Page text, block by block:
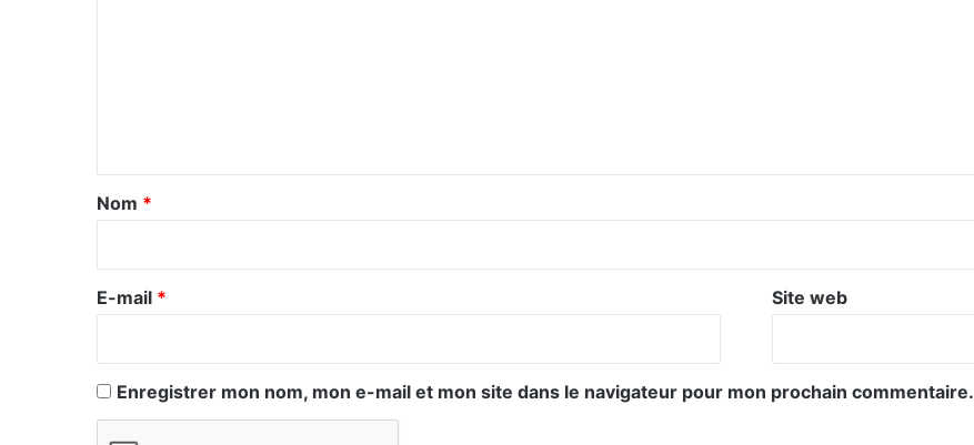
a
r
e
Nom *
E-mail * Site web
Enregistrer mon nom, mon e-mail et mon site dans le navigateur pour mon prochain commentaire.